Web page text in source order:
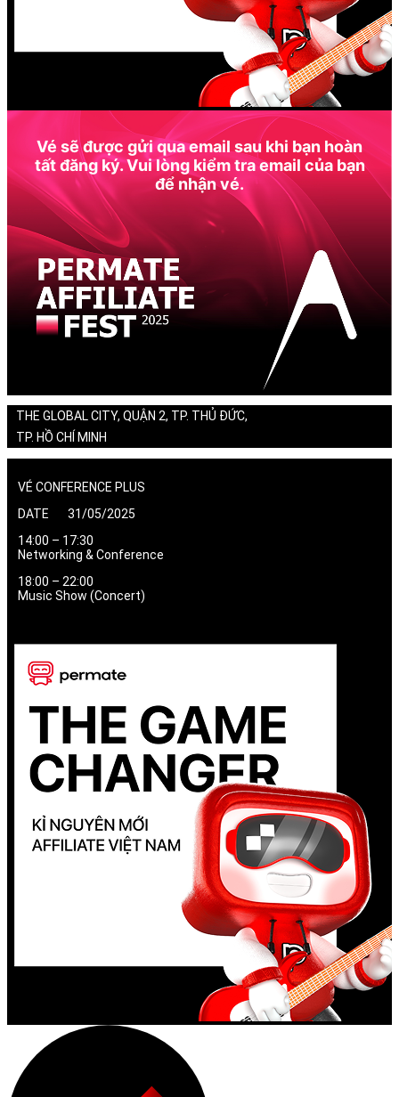
Vé sẽ được gửi qua email sau khi bạn hoàn
tất đăng ký. Vui lòng kiểm tra email của bạn
để nhận vé.
THE GLOBAL CITY, QUẬN 2, TP. THỦ ĐỨC,
TP. HỒ CHÍ MINH
VÉ CONFERENCE PLUS
DATE 31/05/2025
14:00 – 17:30
Networking & Conference
18:00 – 22:00
Music Show (Concert)